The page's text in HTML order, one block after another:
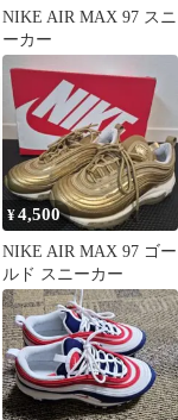
NIKE AIR MAX 97 スニ
ーカー
¥4,500
NIKE AIR MAX 97 ゴー
ルド スニーカー